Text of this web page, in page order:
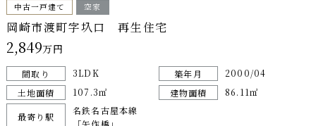
中古一戸建て 空家
岡崎市渡町字圦口 再生住宅
2,849万円
間取り 3LDK 築年月
2000/04
土地面積
107.3㎡ 建物面積 86.11㎡
最寄り駅
名鉄名古屋本線
「矢作橋」